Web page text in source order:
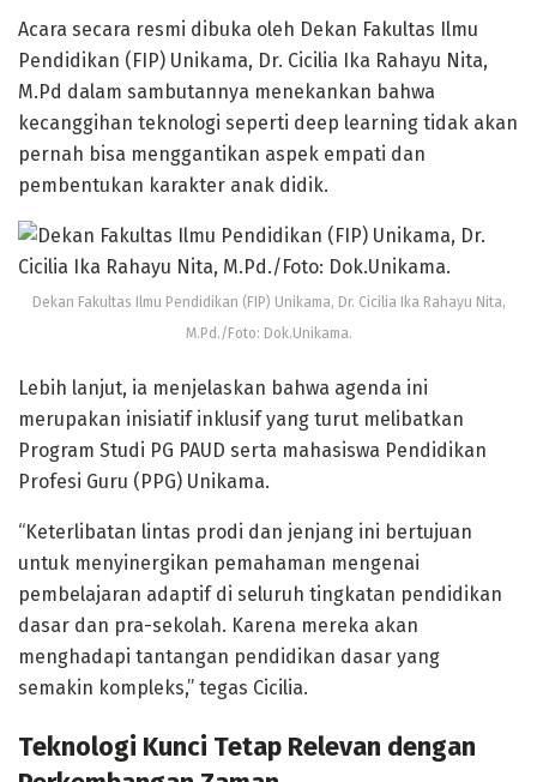
Acara secara resmi dibuka oleh Dekan Fakultas Ilmu
Pendidikan (FIP) Unikama, Dr. Cicilia Ika Rahayu Nita,
M.Pd dalam sambutannya menekankan bahwa
kecanggihan teknologi seperti deep learning tidak akan
pernah bisa menggantikan aspek empati dan
pembentukan karakter anak didik.
Dekan Fakultas Ilmu Pendidikan (FIP) Unikama, Dr. Cicilia Ika Rahayu Nita,
M.Pd./Foto: Dok.Unikama.
Lebih lanjut, ia menjelaskan bahwa agenda ini
merupakan inisiatif inklusif yang turut melibatkan
Program Studi PG PAUD serta mahasiswa Pendidikan
Profesi Guru (PPG) Unikama.
“Keterlibatan lintas prodi dan jenjang ini bertujuan
untuk menyinergikan pemahaman mengenai
pembelajaran adaptif di seluruh tingkatan pendidikan
dasar dan pra-sekolah. Karena mereka akan
menghadapi tantangan pendidikan dasar yang
semakin kompleks,” tegas Cicilia.
Teknologi Kunci Tetap Relevan dengan